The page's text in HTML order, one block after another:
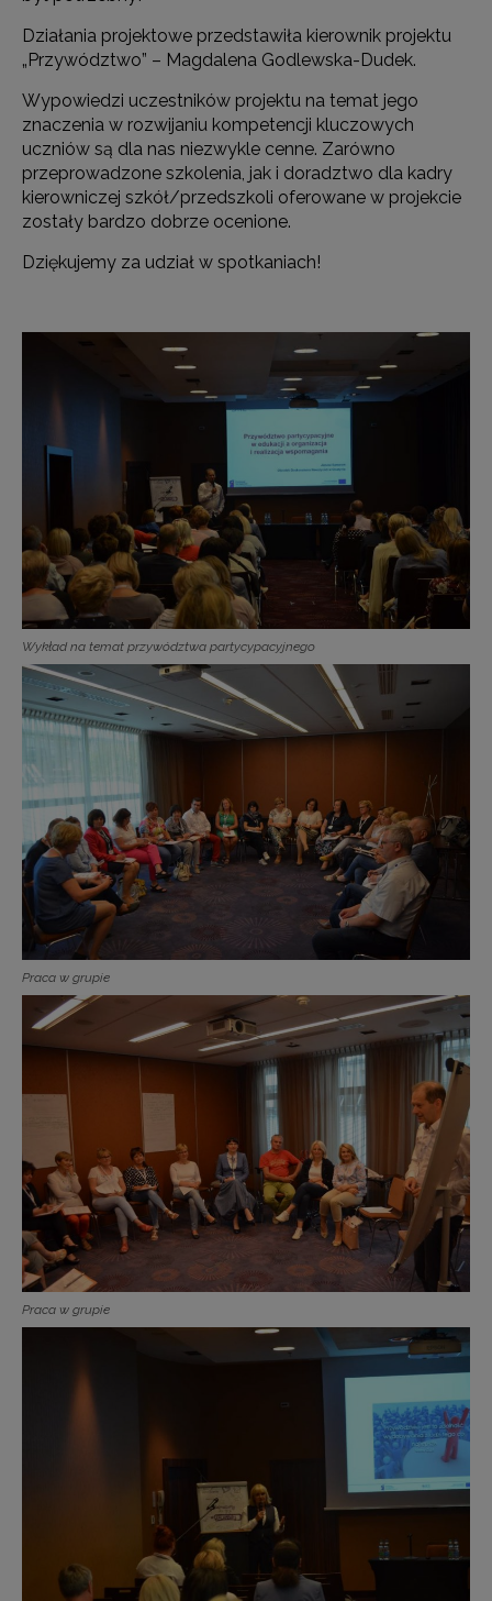
Działania projektowe przedstawiła kierownik projektu
„Przywództwo” – Magdalena Godlewska-Dudek.
Wypowiedzi uczestników projektu na temat jego
znaczenia w rozwijaniu kompetencji kluczowych
uczniów są dla nas niezwykle cenne. Zarówno
przeprowadzone szkolenia, jak i doradztwo dla kadry
kierowniczej szkół/przedszkoli oferowane w projekcie
zostały bardzo dobrze ocenione.
Dziękujemy za udział w spotkaniach!
Wykład na temat przywództwa partycypacyjnego
Praca w grupie
Praca w grupie